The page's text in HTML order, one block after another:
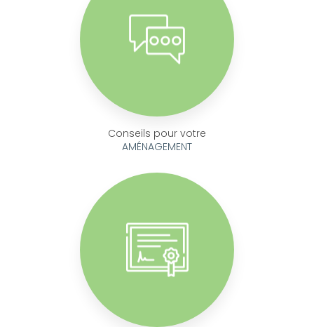
Conseils pour votre
AMÉNAGEMENT